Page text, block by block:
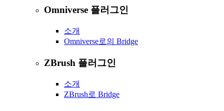
Omniverse 플러그인
소개
Omniverse로의 Bridge
ZBrush 플러그인
소개
ZBrush로 Bridge